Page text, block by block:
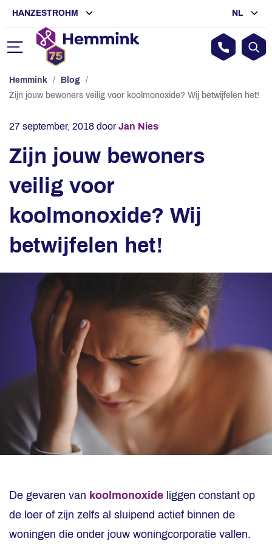
HANZESTROHM NL
Hemmink / Blog /
Zijn jouw bewoners veilig voor koolmonoxide? Wij betwijfelen het!
27 september, 2018 doorJan Nies
Zijn jouw bewoners
veilig voor
koolmonoxide? Wij
betwijfelen het!
De gevaren van koolmonoxide liggen constant op
de loer of zijn zelfs al sluipend actief binnen de
woningen die onder jouw woningcorporatie vallen.